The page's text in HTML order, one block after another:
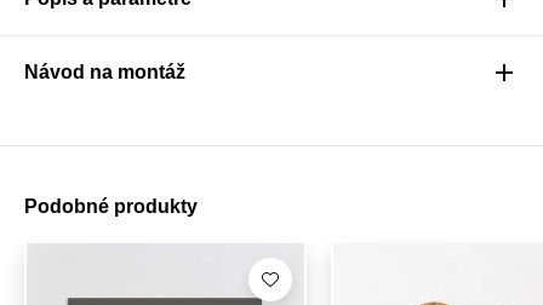
Návod na montáž
Podobné produkty